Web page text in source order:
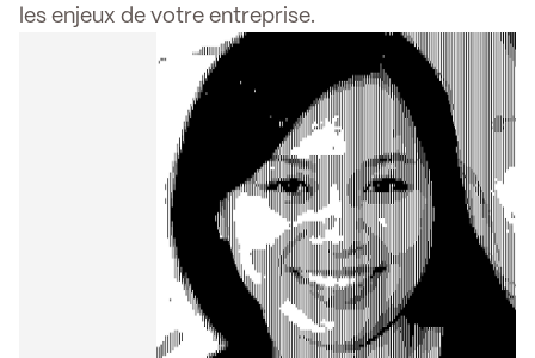
les enjeux de votre entreprise.